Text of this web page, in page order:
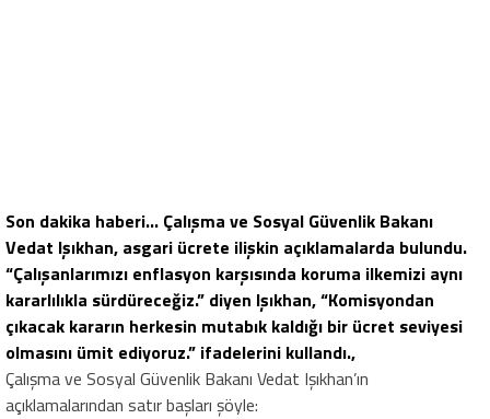
Son dakika haberi… Çalışma ve Sosyal Güvenlik Bakanı
Vedat Işıkhan, asgari ücrete ilişkin açıklamalarda bulundu.
“Çalışanlarımızı enflasyon karşısında koruma ilkemizi aynı
kararlılıkla sürdüreceğiz.” diyen Işıkhan, “Komisyondan
çıkacak kararın herkesin mutabık kaldığı bir ücret seviyesi
olmasını ümit ediyoruz.” ifadelerini kullandı.,
Çalışma ve Sosyal Güvenlik Bakanı Vedat Işıkhan’ın
açıklamalarından satır başları şöyle: